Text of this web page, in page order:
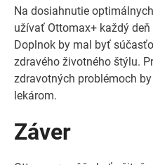
Na dosiahnutie
užívať Ottomax+ každý
Doplnok by mal byť
zdravého životného štýlu.
zdravotných problémoch
lekárom.
Záver